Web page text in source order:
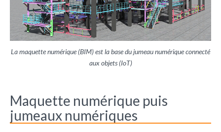
La maquette numérique (BIM) est la base du jumeau numérique connecté
aux objets (IoT)
Maquette numérique puis
jumeaux numériques